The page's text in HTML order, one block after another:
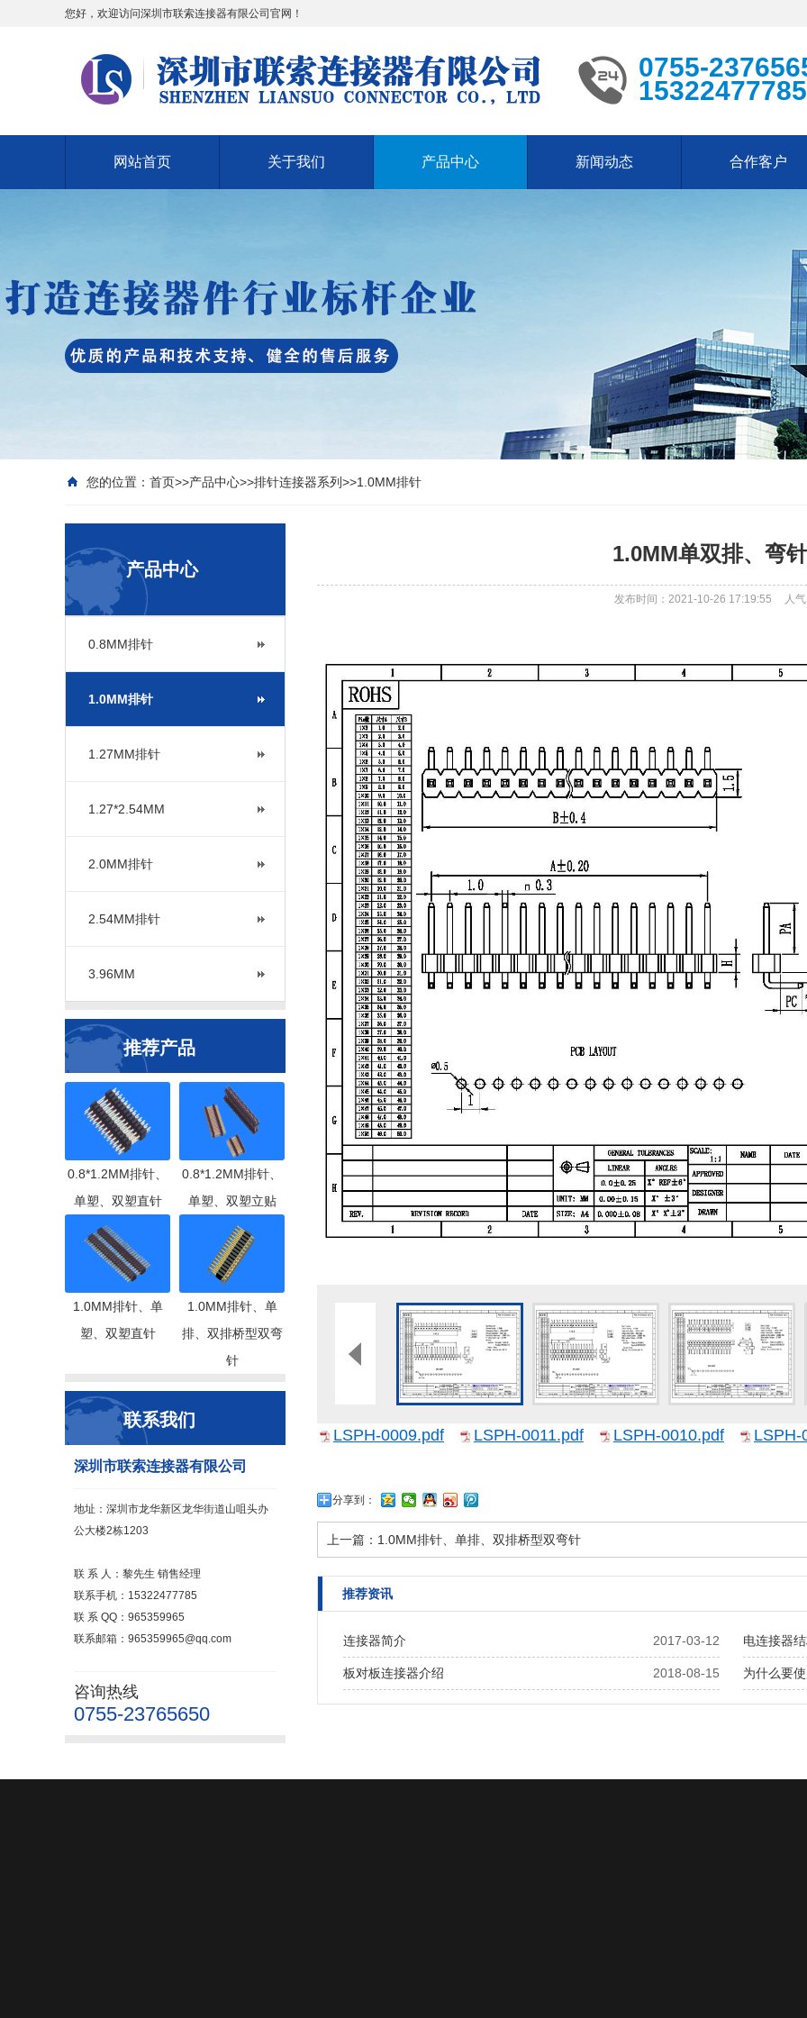
您好，欢迎访问深圳市联索连接器有限公司官网！
0755-
15322477785
网站首页 关于我们 产品中心 新闻动态 合作客户
您的位置： 首页>>产品中心>>排针连接器系列>>1.0MM排针
产品中心
0.8MM排针
1.0MM排针
1.27MM排针
1.27*2.54MM
2.0MM排针
2.54MM排针
3.96MM
推荐产品
0.8*1.2MM排针、
单塑、双塑直针
0.8*1.2MM排针、
单塑、双塑立贴
1.0MM排针、单
塑、双塑直针
1.0MM排针、单
排、双排桥型双弯
针
联系我们
深圳市联索连接器有限公司
地址：深圳市龙华新区龙华街道山咀头办
公大楼2栋1203
联 系 人：黎先生 销售经理
联系手机：15322477785
联 系 QQ：965359965
联系邮箱：965359965@qq.com
咨询热线
0755-23765650
1.0MM单双排、弯
发布时间：2021-10-26 17:19:55 人
LSPH-0009.pdf LSPH-0011.pdf LSPH-0010.pdf LSPH-
分享到：
上一篇： 1.0MM排针、单排、双排桥型双弯针
推荐资讯
2017-03-12
连接器简介 电连接器
2018-08-15
板对板连接器介绍 为什么要